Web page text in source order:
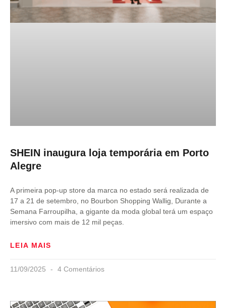
SHEIN inaugura loja temporária em Porto
Alegre
A primeira pop-up store da marca no estado será realizada de
17 a 21 de setembro, no Bourbon Shopping Wallig, Durante a
Semana Farroupilha, a gigante da moda global terá um espaço
imersivo com mais de 12 mil peças.
LEIA MAIS
11/09/2025 4 Comentários